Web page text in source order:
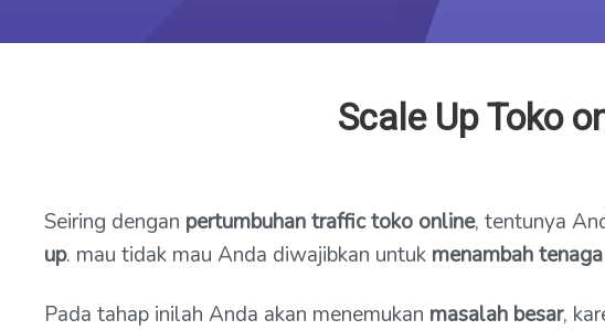
Scale Up Toko
Seiring dengan pertumbuhan traffic toko online, tentunya
up. mau tidak mau Anda diwajibkan untuk menambah
Pada tahap inilah Anda akan menemukan masalah besar,